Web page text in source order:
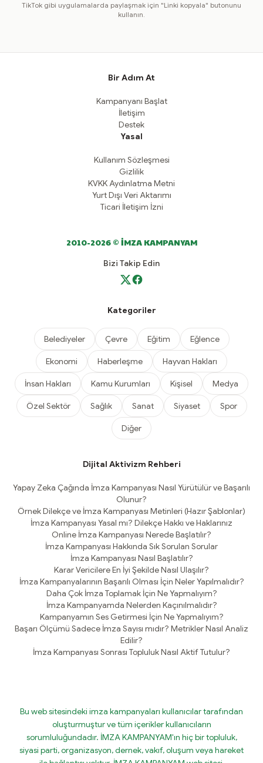
TikTok gibi uygulamalarda paylaşmak için "Linki kopyala" butonunu
kullanın.
Bir Adım At
Kampanyanı Başlat
İletişim
Destek
Yasal
Kullanım Sözleşmesi
Gizlilik
KVKK Aydınlatma Metni
Yurt Dışı Veri Aktarımı
Ticari İletişim İzni
2010-2026 © İMZA KAMPANYAM
Bizi Takip Edin
Kategoriler
Belediyeler Çevre Eğitim Eğlence
Ekonomi Haberleşme Hayvan Hakları
İnsan Hakları Kamu Kurumları Kişisel Medya
Özel Sektör Sağlık Sanat Siyaset Spor
Diğer
Dijital Aktivizm Rehberi
Yapay Zeka Çağında İmza Kampanyası Nasıl Yürütülür ve Başarılı
Olunur?
Örnek Dilekçe ve İmza Kampanyası Metinleri (Hazır Şablonlar)
İmza Kampanyası Yasal mı? Dilekçe Hakkı ve Haklarınız
Online İmza Kampanyası Nerede Başlatılır?
İmza Kampanyası Hakkında Sık Sorulan Sorular
İmza Kampanyası Nasıl Başlatılır?
Karar Vericilere En İyi Şekilde Nasıl Ulaşılır?
İmza Kampanyalarının Başarılı Olması İçin Neler Yapılmalıdır?
Daha Çok İmza Toplamak İçin Ne Yapmalıyım?
İmza Kampanyamda Nelerden Kaçınılmalıdır?
Kampanyamın Ses Getirmesi İçin Ne Yapmalıyım?
Başarı Ölçümü Sadece İmza Sayısı mıdır? Metrikler Nasıl Analiz
Edilir?
İmza Kampanyası Sonrası Topluluk Nasıl Aktif Tutulur?
Bu web sitesindeki imza kampanyaları kullanıcılar tarafından
oluşturmuştur ve tüm içerikler kullanıcıların
sorumluluğundadır. İMZA KAMPANYAM'ın hiç bir topluluk,
siyasi parti, organizasyon, dernek, vakıf, oluşum veya hareket